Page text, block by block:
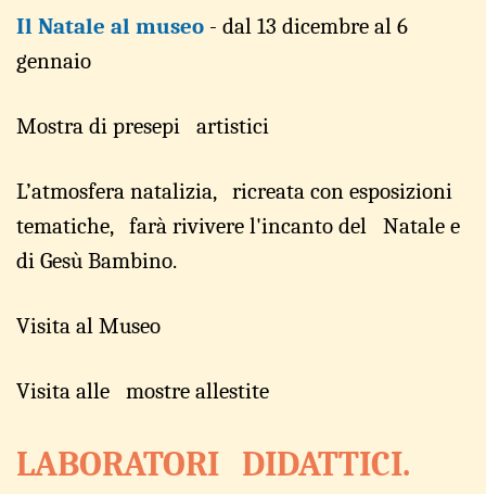
Il Natale al museo - dal 13 dicembre al 6
gennaio
Mostra di presepi artistici
L’atmosfera natalizia, ricreata con esposizioni
tematiche, farà rivivere l'incanto del Natale e
di Gesù Bambino.
Visita al Museo
Visita alle mostre allestite
LABORATORI DIDATTICI.